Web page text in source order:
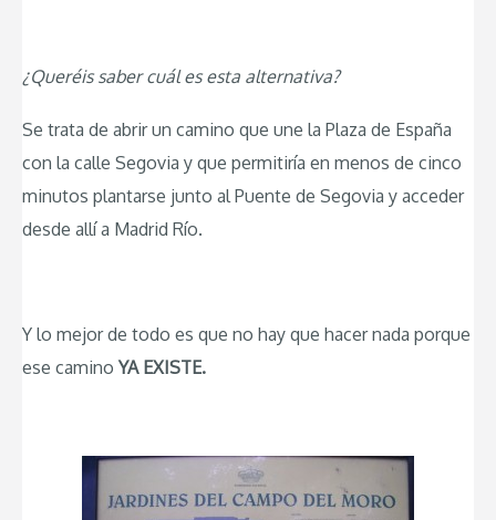
¿Queréis saber cuál es esta alternativa?
Se trata de abrir un camino que une la Plaza de España
con la calle Segovia y que permitiría en menos de cinco
minutos plantarse junto al Puente de Segovia y acceder
desde allí a Madrid Río.
Y lo mejor de todo es que no hay que hacer nada porque
ese caminoYA EXISTE.